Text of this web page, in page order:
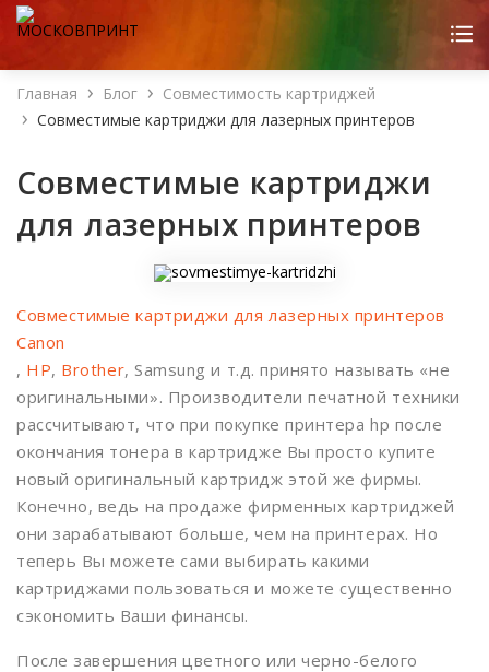
Главная Блог
Совместимость картриджей
Совместимые картриджи для лазерных принтеров
Совместимые картриджи
для лазерных принтеров
Совместимые картриджи для лазерных принтеров
Canon
, HP, Brother, Samsung и т.д. принято называть «не
оригинальными». Производители печатной техники
рассчитывают, что при покупке принтера hp после
окончания тонера в картридже Вы просто купите
новый оригинальный картридж этой же фирмы.
Конечно, ведь на продаже фирменных картриджей
они зарабатывают больше, чем на принтерах. Но
теперь Вы можете сами выбирать какими
картриджами пользоваться и можете существенно
сэкономить Ваши финансы.
После завершения цветного или черно-белого